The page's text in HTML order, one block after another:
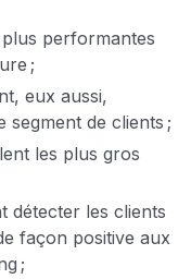
performantes
;
eux aussi,
segment de clients ;
les plus gros
détecter les clients
façon positive aux
;